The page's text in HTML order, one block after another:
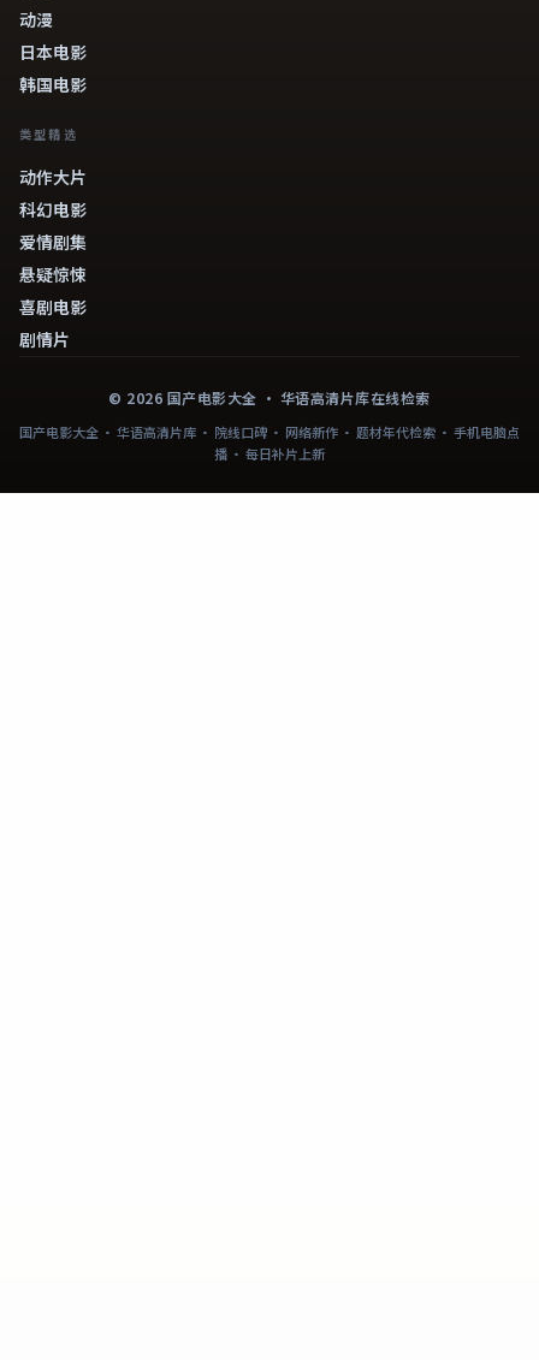
动漫
日本电影
韩国电影
类型精选
动作大片
科幻电影
爱情剧集
悬疑惊悚
喜剧电影
剧情片
© 2026 国产电影大全 · 华语高清片库在线检索
国产电影大全 · 华语高清片库 · 院线口碑 · 网络新作 · 题材年代检索 · 手机电脑点
播 · 每日补片上新